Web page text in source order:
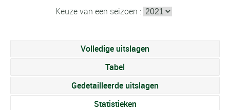
Keuze van een seizoen :
Volledige uitslagen
Tabel
Gedetailleerde uitslagen
Statistieken